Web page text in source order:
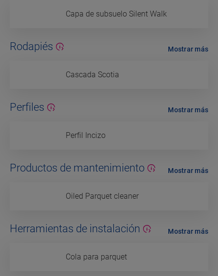
Capa de subsuelo Silent Walk
Rodapiés
Cascada Scotia
Mostrar más
Perfiles
Perfil Incizo
Mostrar más
Productos de mantenimiento
Oiled Parquet cleaner
Mostrar más
Herramientas de instalación
Cola para parquet
Mostrar más